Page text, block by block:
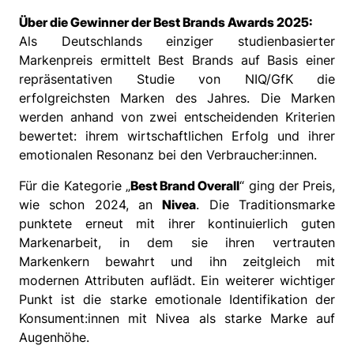
Über die Gewinner der Best Brands Awards 2025:
Als Deutschlands einziger studienbasierter
Markenpreis ermittelt Best Brands auf Basis einer
repräsentativen Studie von NIQ/GfK die
erfolgreichsten Marken des Jahres. Die Marken
werden anhand von zwei entscheidenden Kriterien
bewertet: ihrem wirtschaftlichen Erfolg und ihrer
emotionalen Resonanz bei den Verbraucher:innen.
Für die Kategorie „Best Brand Overall“ ging der Preis,
wie schon 2024, anNivea. Die Traditionsmarke
punktete erneut mit ihrer kontinuierlich guten
Markenarbeit, in dem sie ihren vertrauten
Markenkern bewahrt und ihn zeitgleich mit
modernen Attributen auflädt. Ein weiterer wichtiger
Punkt ist die starke emotionale Identifikation der
Konsument:innen mit Nivea als starke Marke auf
Augenhöhe.